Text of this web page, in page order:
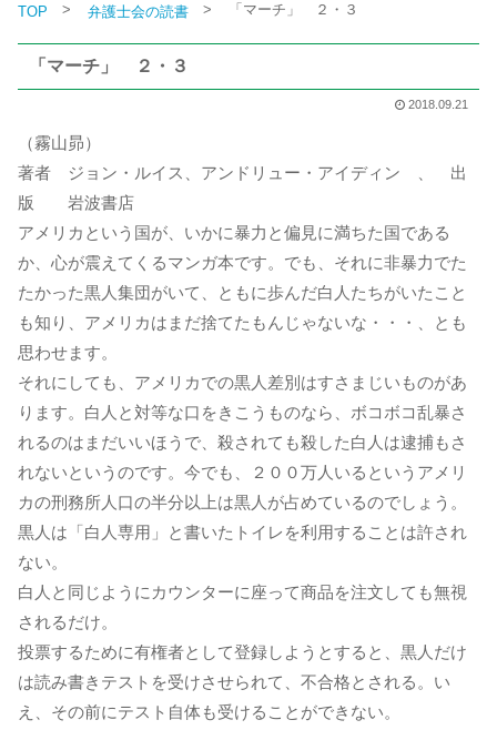
TOP > 弁護士会の読書 > 「マーチ」 ２・３
「マーチ」 ２・３
2018.09.21
（霧山昴）
著者 ジョン・ルイス、アンドリュー・アイディン 、 出
版 岩波書店
アメリカという国が、いかに暴力と偏見に満ちた国である
か、心が震えてくるマンガ本です。でも、それに非暴力でた
たかった黒人集団がいて、ともに歩んだ白人たちがいたこと
も知り、アメリカはまだ捨てたもんじゃないな・・・、とも
思わせます。
それにしても、アメリカでの黒人差別はすさまじいものがあ
ります。白人と対等な口をきこうものなら、ボコボコ乱暴さ
れるのはまだいいほうで、殺されても殺した白人は逮捕もさ
れないというのです。今でも、２００万人いるというアメリ
カの刑務所人口の半分以上は黒人が占めているのでしょう。
黒人は「白人専用」と書いたトイレを利用することは許され
ない。
白人と同じようにカウンターに座って商品を注文しても無視
されるだけ。
投票するために有権者として登録しようとすると、黒人だけ
は読み書きテストを受けさせられて、不合格とされる。い
え、その前にテスト自体も受けることができない。